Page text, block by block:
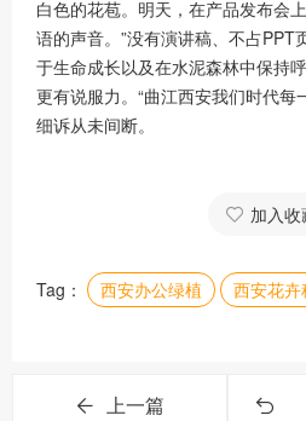
白色的花苞。明天，在产品发布会
语的声音。”没有演讲稿、不占PPT
于生命成长以及在水泥森林中保持
更有说服力。“曲江西安我们时代
细诉从未间断。
加入收
Tag： 西安办公绿植 西安花卉
上一篇